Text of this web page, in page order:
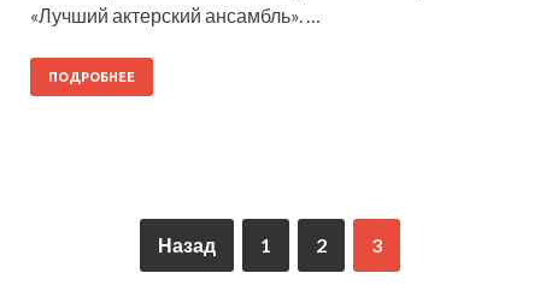
«Лучший актерский ансамбль». …
ПОДРОБНЕЕ
Назад 1 2 3